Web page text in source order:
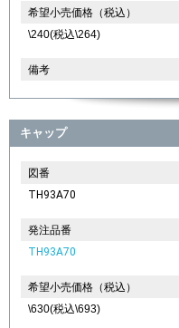
希望小売価格（税込）
\240(税込\264)
備考
キャップ
図番
TH93A70
発注品番
TH93A70
希望小売価格（税込）
\630(税込\693)